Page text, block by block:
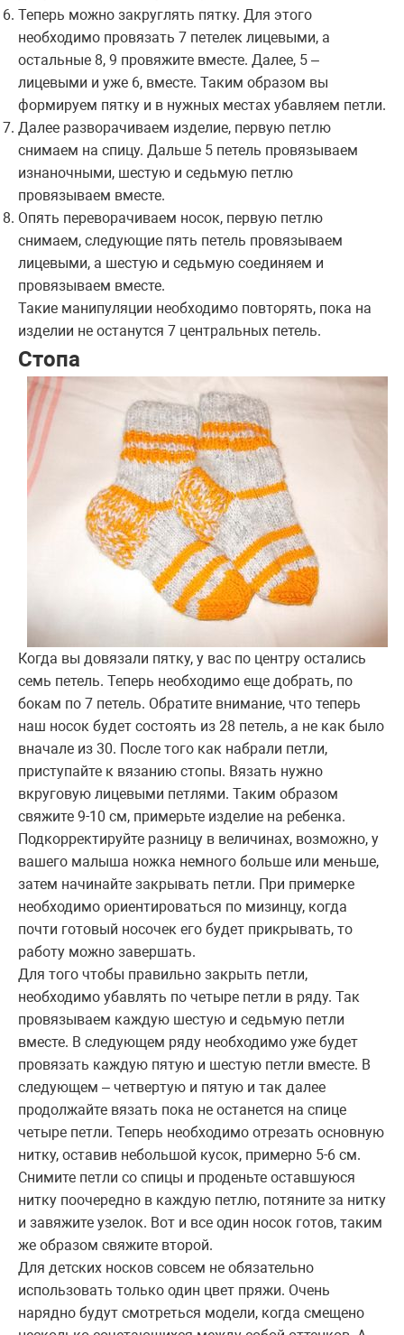
Теперь можно закруглять пятку. Для этого
необходимо провязать 7 петелек лицевыми, а
остальные 8, 9 провяжите вместе. Далее, 5 –
лицевыми и уже 6, вместе. Таким образом вы
формируем пятку и в нужных местах убавляем петли.
Далее разворачиваем изделие, первую петлю
снимаем на спицу. Дальше 5 петель провязываем
изнаночными, шестую и седьмую петлю
провязываем вместе.
Опять переворачиваем носок, первую петлю
снимаем, следующие пять петель провязываем
лицевыми, а шестую и седьмую соединяем и
провязываем вместе.
Такие манипуляции необходимо повторять, пока на
изделии не останутся 7 центральных петель.
Стопа
Когда вы довязали пятку, у вас по центру остались
семь петель. Теперь необходимо еще добрать, по
бокам по 7 петель. Обратите внимание, что теперь
наш носок будет состоять из 28 петель, а не как было
вначале из 30. После того как набрали петли,
приступайте к вязанию стопы. Вязать нужно
вкруговую лицевыми петлями. Таким образом
свяжите 9-10 см, примерьте изделие на ребенка.
Подкорректируйте разницу в величинах, возможно, у
вашего малыша ножка немного больше или меньше,
затем начинайте закрывать петли. При примерке
необходимо ориентироваться по мизинцу, когда
почти готовый носочек его будет прикрывать, то
работу можно завершать.
Для того чтобы правильно закрыть петли,
необходимо убавлять по четыре петли в ряду. Так
провязываем каждую шестую и седьмую петли
вместе. В следующем ряду необходимо уже будет
провязать каждую пятую и шестую петли вместе. В
следующем – четвертую и пятую и так далее
продолжайте вязать пока не останется на спице
четыре петли. Теперь необходимо отрезать основную
нитку, оставив небольшой кусок, примерно 5-6 см.
Снимите петли со спицы и проденьте оставшуюся
нитку поочередно в каждую петлю, потяните за нитку
и завяжите узелок. Вот и все один носок готов, таким
же образом свяжите второй.
Для детских носков совсем не обязательно
использовать только один цвет пряжи. Очень
нарядно будут смотреться модели, когда смещено